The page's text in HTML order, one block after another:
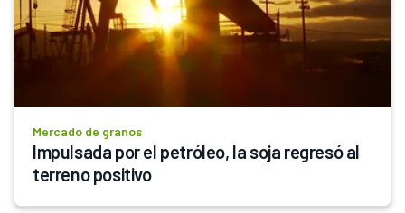
Mercado de granos
Impulsada por el petróleo, la soja regresó al
terreno positivo